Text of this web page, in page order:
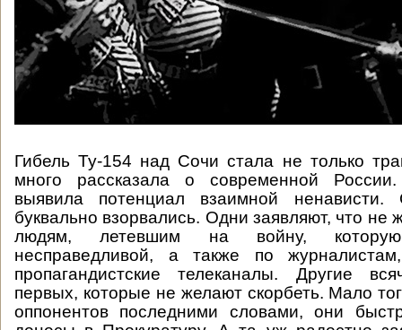
Гибель Ту-154 над Сочи стала не только
много рассказала о современной
выявила потенциал взаимной ненависти.
буквально взорвались. Одни заявляют, что не
людям, летевшим на войну,
несправедливой, а также по
пропагандистские телеканалы. Другие
первых, которые не желают скорбеть. Мало
оппонентов последними словами, они